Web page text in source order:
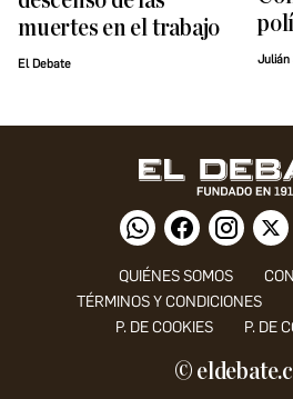
muertes en el trabajo
El Debate Julián
QUIÉNES SOMOS
TÉRMINOS Y CONDICIONES
P. DE COOKIES
P. DE
©